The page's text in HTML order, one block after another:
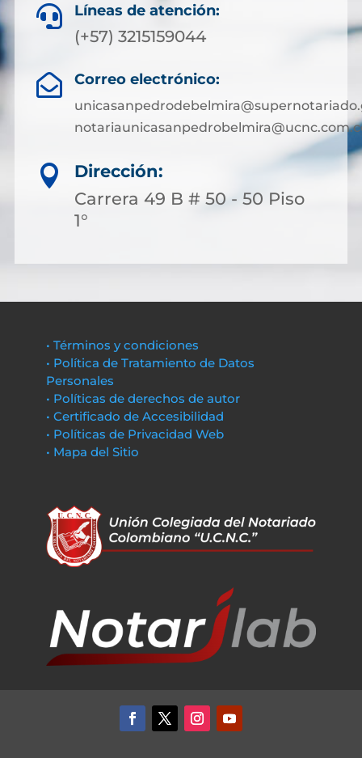
 Líneas de atención:
(+57) 3215159044
 Correo electrónico:

Dirección:
Carrera 49 B # 50 - 50 Piso
1°
• Términos y condiciones
• Política de Tratamiento de Datos
Personales
• Políticas de derechos de autor
• Certificado de Accesibilidad
• Políticas de Privacidad Web
• Mapa del Sitio